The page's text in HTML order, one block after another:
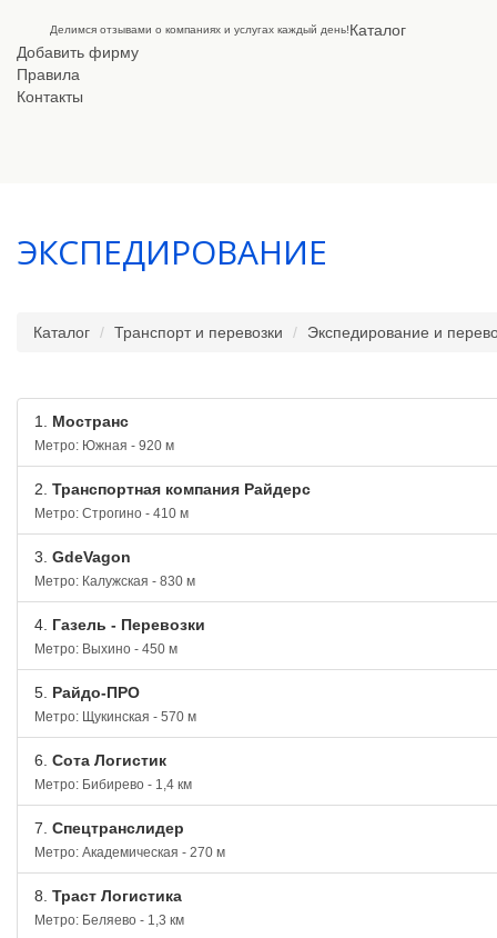
Делимся отзывами о компаниях и услугах каждый день!Каталог
Добавить фирму
Правила
Контакты
ЭКСПЕДИРОВАНИЕ
Каталог Транспорт и перевозки Экспедирование и
1. Мостранс
Метро: Южная - 920 м
2. Транспортная компания Райдерс
Метро: Строгино - 410 м
3. GdeVagon
Метро: Калужская - 830 м
4. Газель - Перевозки
Метро: Выхино - 450 м
5. Райдо-ПРО
Метро: Щукинская - 570 м
6. Сота Логистик
Метро: Бибирево - 1,4 км
7. Спецтранслидер
Метро: Академическая - 270 м
8. Траст Логистика
Метро: Беляево - 1,3 км